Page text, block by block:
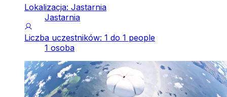
Lokalizacja: Jastarnia
Jastarnia
Liczba uczestników: 1 do 1 people
1 osoba